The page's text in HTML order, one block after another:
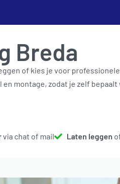
Breda
of kies je voor
montage, zodat je zelf bepaalt
via chat of mail Laten leggen